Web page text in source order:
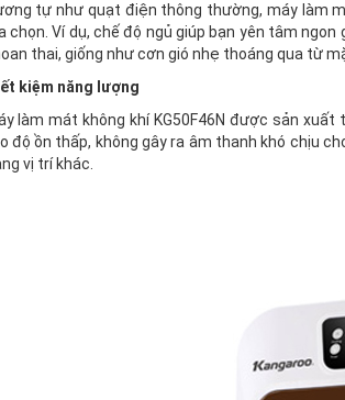
tự như quạt điện thông thường, máy làm
chọn. Ví dụ, chế độ ngủ giúp bạn yên tâm
thai, giống như cơn gió nhẹ thoáng qua từ
kiệm năng lượng
làm mát không khí KG50F46N được sản
độ ồn thấp, không gây ra âm thanh khó chịu
vị trí khác.